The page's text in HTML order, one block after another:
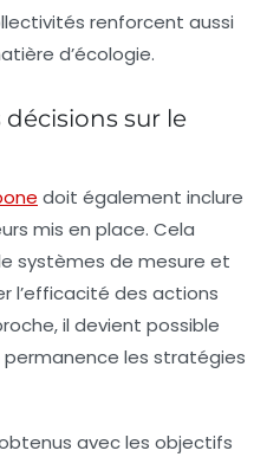
renforcent aussi
d’écologie.
décisions sur le
doit également inclure
mis en place. Cela
systèmes de mesure et
l’efficacité des actions
il devient possible
permanence les stratégies
avec les objectifs